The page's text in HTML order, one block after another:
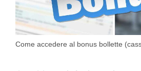
Come accedere al bonus bollette